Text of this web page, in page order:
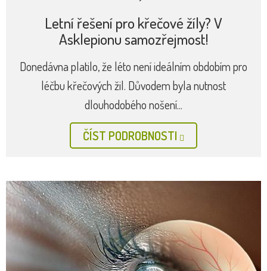
Letní řešení pro křečové žíly? V
Asklepionu samozřejmost!
Donedávna platilo, že léto není ideálním obdobím pro
léčbu křečových žil. Důvodem byla nutnost
dlouhodobého nošení...
ČÍST PODROBNOSTI